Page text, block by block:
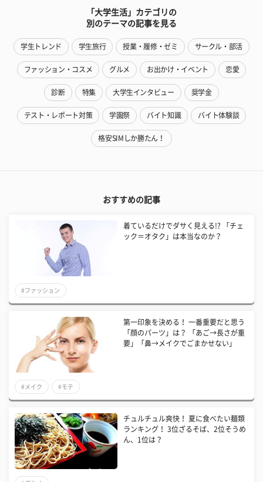
「大学生活」カテゴリの
別のテーマの記事を見る
学生トレンド 学生旅行 授業・履修・ゼミ サークル・部活
ファッション・コスメ グルメ お出かけ・イベント 恋愛
診断 特集 大学生インタビュー 奨学金
テスト・レポート対策 学園祭 バイト知識 バイト体験談
格安SIMしか勝たん！
おすすめの記事
着ているだけでダサく見える!? 「チェ
ック＝オタク」は本当なのか？
#ファッション
第一印象を決める！ 一番重要だと思う
「顔のパーツ」は？ 「あご→長さが重
要」「鼻→メイクでごまかせない」
#メイク #モテ
チュルチュル爽快！ 夏に食べたい麺類
ランキング！ 3位ざるそば、2位そうめ
ん、1位は？